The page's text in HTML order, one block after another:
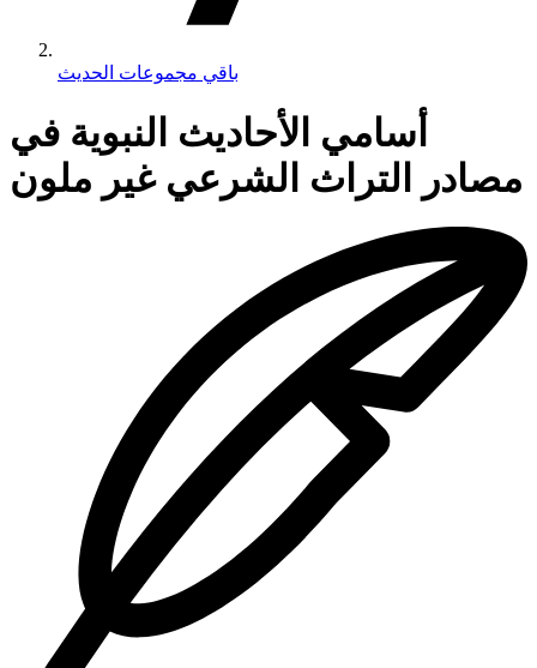
باقي مجموعات الحديث
أسامي الأحاديث النبوية في
مصادر التراث الشرعي غير ملون